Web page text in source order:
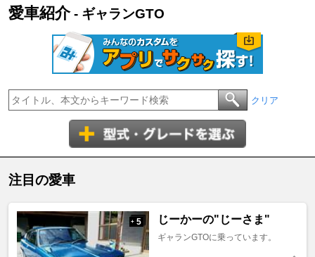
愛車紹介- ギャランGTO
クリア
注目の愛車
+ 5 じーかーの"じーさま"
ギャランGTOに乗っています。